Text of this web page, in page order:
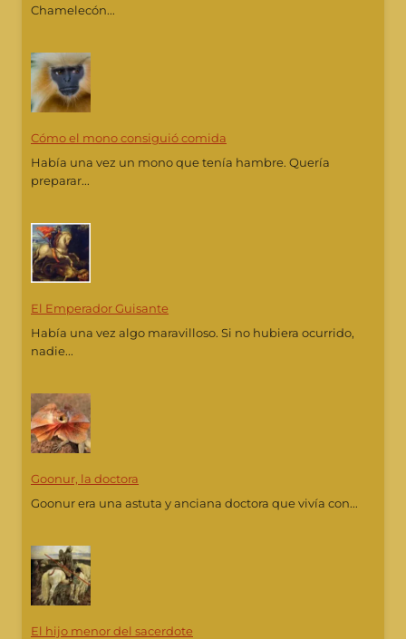
Chamelecón...
Cómo el mono consiguió comida
Había una vez un mono que tenía hambre. Quería
preparar...
El Emperador Guisante
Había una vez algo maravilloso. Si no hubiera ocurrido,
nadie...
Goonur, la doctora
Goonur era una astuta y anciana doctora que vivía con...
El hijo menor del sacerdote